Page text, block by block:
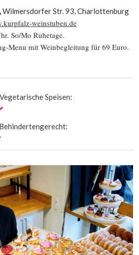
Wilmersdorfer Str. 93, Charlottenburg
weinstuben.de
So/Mo Ruhetage.
Menu mit Weinbegleitung für 69 Euro.
Speisen: